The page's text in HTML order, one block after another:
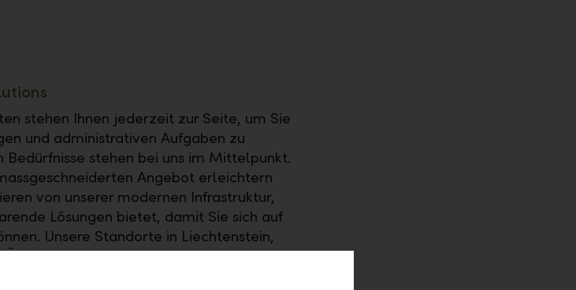
stehen Ihnen jederzeit zur Seite, um Sie
und administrativen Aufgaben zu
stehen bei uns im Mittelpunkt.
Angebot erleichtern
von unserer modernen Infrastruktur,
Lösungen bietet, damit Sie sich auf
Unsere Standorte in Liechtenstein,
garantieren Nähe und